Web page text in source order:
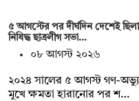
৫ আগস্টের পর দীর্ঘদিন দেশেই
নিষিদ্ধ ছাত্রলীগ সভা…
০৮ আগস্ট ২০২৬
২০২৪ সালের ৫ আগস্ট গণ-
মুখে ক্ষমতা হারানোর পর শ…